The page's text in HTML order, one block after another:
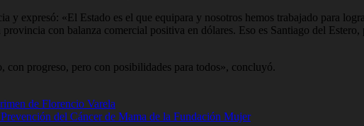
y expresó: «El Estado es el que equipara y nosotros hemos trabajado para
con balanza comercial positiva en dólares. Eso es Santiago del
con progreso, pero con posibilidades para todos», concluyó.
de Florencio Varela
del Cáncer de Mama de la Fundación Mujer